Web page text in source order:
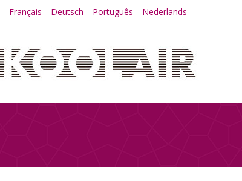
Français Deutsch Português Nederlands